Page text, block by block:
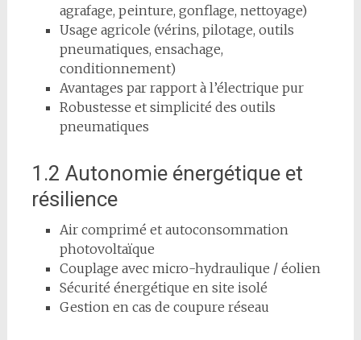
agrafage, peinture, gonflage, nettoyage)
Usage agricole (vérins, pilotage, outils
pneumatiques, ensachage,
conditionnement)
Avantages par rapport à l’électrique pur
Robustesse et simplicité des outils
pneumatiques
1.2 Autonomie énergétique et
résilience
Air comprimé et autoconsommation
photovoltaïque
Couplage avec micro-hydraulique / éolien
Sécurité énergétique en site isolé
Gestion en cas de coupure réseau